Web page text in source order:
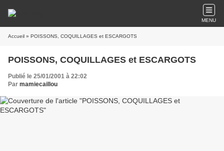
MENU
Accueil » POISSONS, COQUILLAGES et ESCARGOTS
POISSONS, COQUILLAGES et ESCARGOTS
Publié le 25/01/2001 à 22:02
Par mamiecaillou